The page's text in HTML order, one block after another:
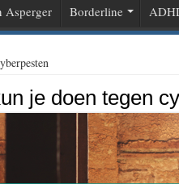
Asperger Borderline
je doen tegen